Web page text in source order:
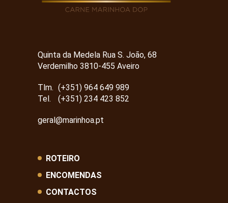
Quinta da Medela Rua S. João, 68
Verdemilho 3810-455 Aveiro
Tlm. (+351) 964 649 989
Tel.
(+351) 234 423 852
geral@marinhoa.pt
ROTEIRO
ENCOMENDAS
CONTACTOS